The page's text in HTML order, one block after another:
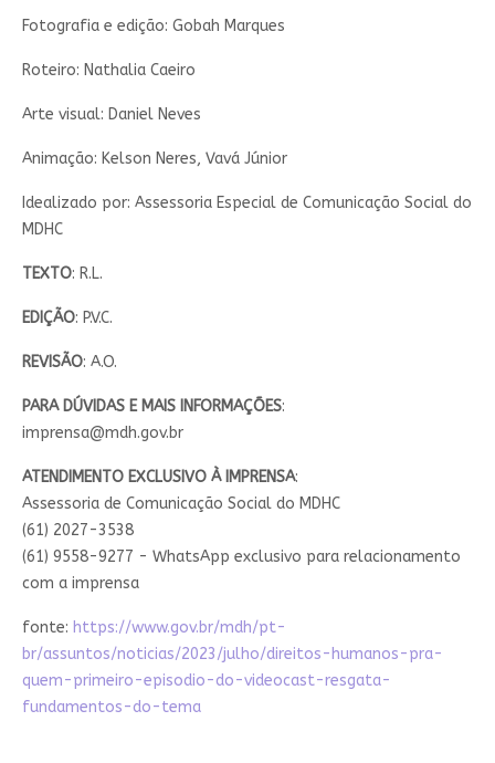
Fotografia e edição: Gobah Marques
Roteiro: Nathalia Caeiro
Arte visual: Daniel Neves
Animação: Kelson Neres, Vavá Júnior
Idealizado por: Assessoria Especial de Comunicação Social do
MDHC
TEXTO: R.L.
EDIÇÃO: P.V.C.
REVISÃO: A.O.
PARA DÚVIDAS E MAIS INFORMAÇÕES:
imprensa@mdh.gov.br
ATENDIMENTO EXCLUSIVO À IMPRENSA:
Assessoria de Comunicação Social do MDHC
(61) 2027-3538
(61) 9558-9277 - WhatsApp exclusivo para relacionamento
com a imprensa
fonte: https://www.gov.br/mdh/pt-
br/assuntos/noticias/2023/julho/direitos-humanos-pra-
quem-primeiro-episodio-do-videocast-resgata-
fundamentos-do-tema